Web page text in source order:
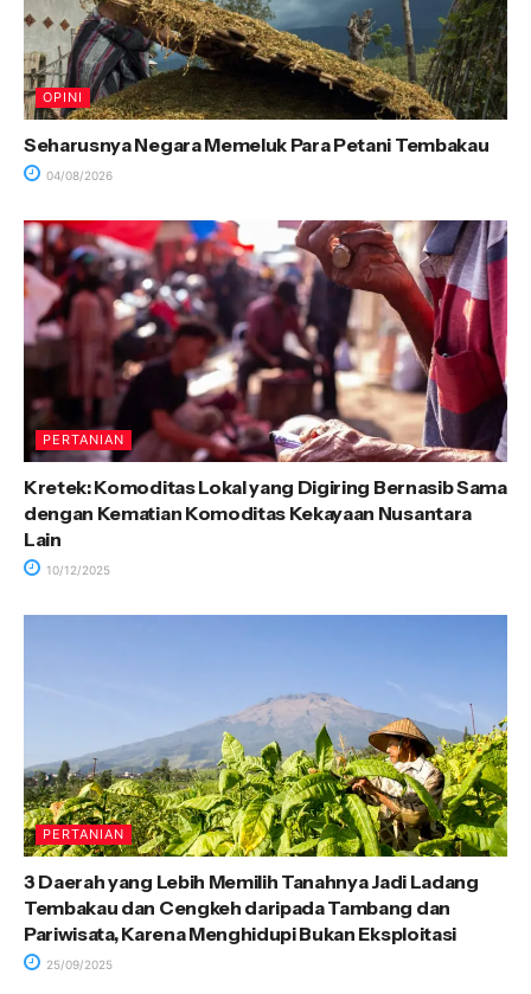
OPINI
Seharusnya Negara Memeluk Para Petani Tembakau
04/08/2026
PERTANIAN
Kretek: Komoditas Lokal yang Digiring Bernasib Sama
dengan Kematian Komoditas Kekayaan Nusantara
Lain
10/12/2025
PERTANIAN
3 Daerah yang Lebih Memilih Tanahnya Jadi Ladang
Tembakau dan Cengkeh daripada Tambang dan
Pariwisata, Karena Menghidupi Bukan Eksploitasi
25/09/2025